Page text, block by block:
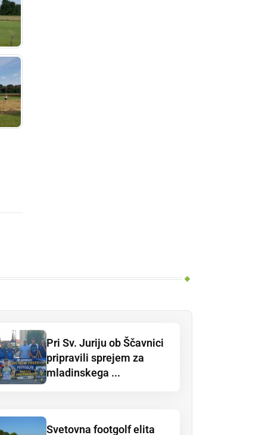
Pri Sv. Juriju ob Ščavnici
pripravili sprejem za
mladinskega ...
Svetovna footgolf elita